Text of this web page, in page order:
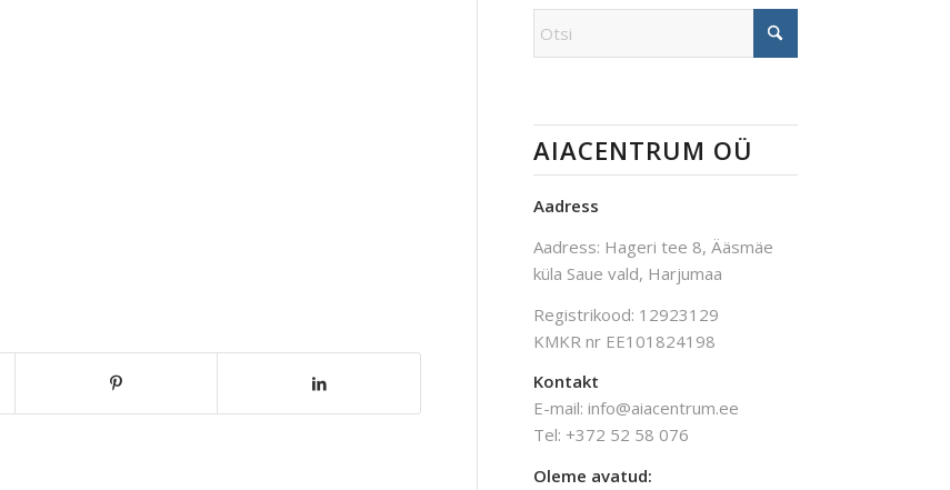
AIACENTRUM OÜ
Aadress
Aadress: Hageri tee 8, Ääsmäe
küla Saue vald, Harjumaa
Registrikood: 12923129
KMKR nr EE101824198
Kontakt
E-mail: info@aiacentrum.ee
Tel: +372 52 58 076
Oleme avatud: